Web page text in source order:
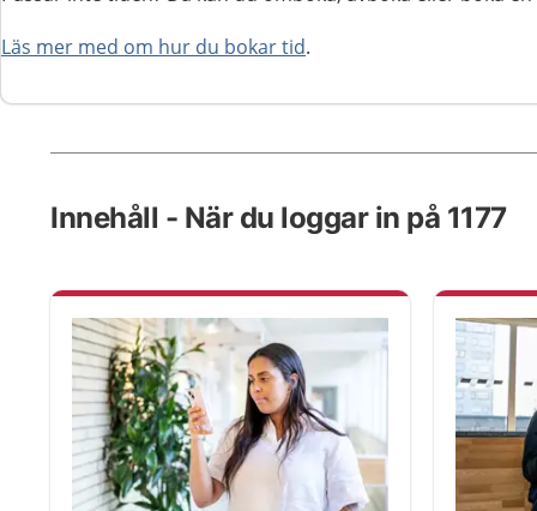
Läs mer med om hur du bokar tid.
Innehåll - När du loggar in på 1177